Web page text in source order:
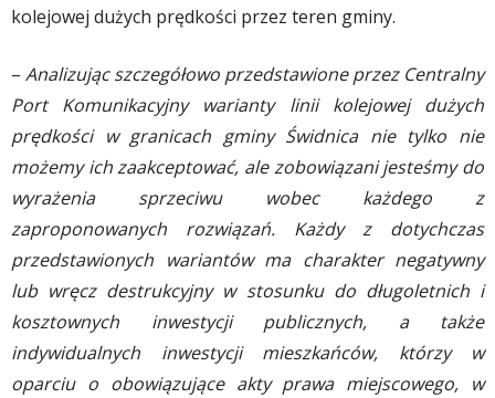
kolejowej dużych prędkości przez teren gminy.
– Analizując szczegółowo przedstawione przez Centralny
Port Komunikacyjny warianty linii kolejowej dużych
prędkości w granicach gminy Świdnica nie tylko nie
możemy ich zaakceptować, ale zobowiązani jesteśmy do
wyrażenia sprzeciwu wobec każdego z
zaproponowanych rozwiązań. Każdy z dotychczas
przedstawionych wariantów ma charakter negatywny
lub wręcz destrukcyjny w stosunku do długoletnich i
kosztownych inwestycji publicznych, a także
indywidualnych inwestycji mieszkańców, którzy w
oparciu o obowiązujące akty prawa miejscowego, w